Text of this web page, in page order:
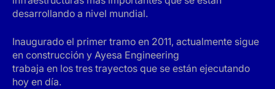
desarrollando a nivel mundial.
Inaugurado el primer tramo en 2011, actualmente sigue
en construcción y Ayesa Engineering
trabaja en los tres trayectos que se están ejecutando
hoy en día.